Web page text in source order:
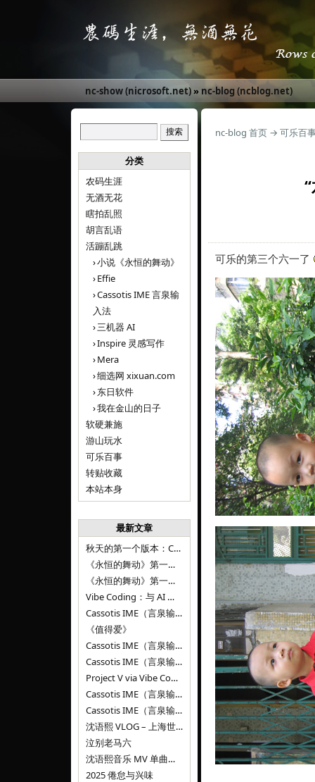
nc-show (nicrosoft.net)» nc-blog (ncblog.net)
分类
农码生涯
无酒无花
瞎拍乱照
胡言乱语
活蹦乱跳
小说《永恒的舞动》
Effie
Cassotis IME 言泉输
入法
三机器 AI
Inspire 灵感写作
Mera
细选网 xixuan.com
东日软件
我在金山的日子
软硬兼施
游山玩水
可乐百事
转贴收藏
本站本身
最新文章
秋天的第一个版本：Cassotis IME（言泉输入法）v1.12.0
《永恒的舞动》第一百二十八章
《永恒的舞动》第一百二十七章
Vibe Coding：与 AI 并肩进步——言泉输入法 v0.4.1
Cassotis IME（言泉输入法）v0.3.1
《值得爱》
Cassotis IME（言泉输入法）v0.2.0
Cassotis IME（言泉输入法）v0.1.0
Project V via Vibe Coding
Cassotis IME（言泉输入法）阶段二
Cassotis IME（言泉输入法）
沈语熙 VLOG – 上海世博文化公园双子山
泣别老马六
沈语熙音乐 MV 单曲第三弹：代码与白T恤
2025 倦怠与兴味
nc-blog 首页 → 可乐百
可乐的第三个六一了